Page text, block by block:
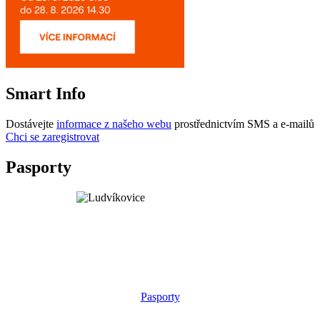
Smart Info
Dostávejte informace z našeho webu prostřednictvím SMS a e-mailů
Chci se zaregistrovat
Pasporty
Pasporty